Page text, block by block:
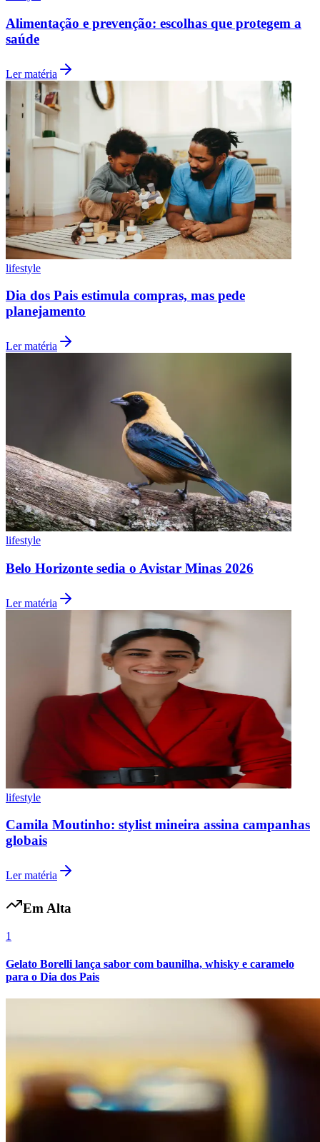
Botafogo
Grêmio
Alimentação e prevenção: escolhas que protegem a
saúde
Ler matéria
lifestyle
Dia dos Pais estimula compras, mas pede
planejamento
Ler matéria
lifestyle
Belo Horizonte sedia o Avistar Minas 2026
Ler matéria
lifestyle
Camila Moutinho: stylist mineira assina campanhas
globais
Ler matéria
Em Alta
1
Gelato Borelli lança sabor com baunilha, whisky e caramelo
para o Dia dos Pais